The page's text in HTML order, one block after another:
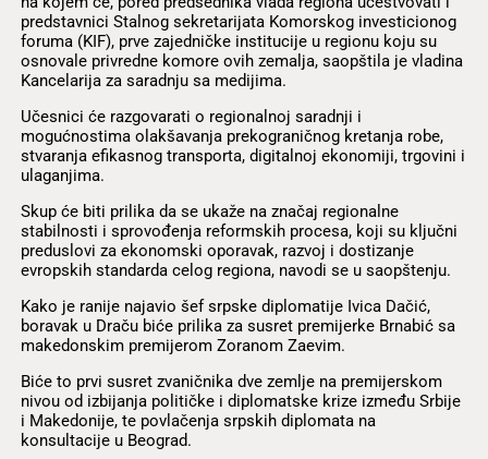
predstavnici Stalnog sekretarijata Komorskog investicionog
foruma (KIF), prve zajedničke institucije u regionu koju su
osnovale privredne komore ovih zemalja, saopštila je vladina
Kancelarija za saradnju sa medijima.
Učesnici će razgovarati o regionalnoj saradnji i
mogućnostima olakšavanja prekograničnog kretanja robe,
stvaranja efikasnog transporta, digitalnoj ekonomiji, trgovini i
ulaganjima.
Skup će biti prilika da se ukaže na značaj regionalne
stabilnosti i sprovođenja reformskih procesa, koji su ključni
preduslovi za ekonomski oporavak, razvoj i dostizanje
evropskih standarda celog regiona, navodi se u saopštenju.
Kako je ranije najavio šef srpske diplomatije Ivica Dačić,
boravak u Draču biće prilika za susret premijerke Brnabić sa
makedonskim premijerom Zoranom Zaevim.
Biće to prvi susret zvaničnika dve zemlje na premijerskom
nivou od izbijanja političke i diplomatske krize između Srbije
i Makedonije, te povlačenja srpskih diplomata na
konsultacije u Beograd.